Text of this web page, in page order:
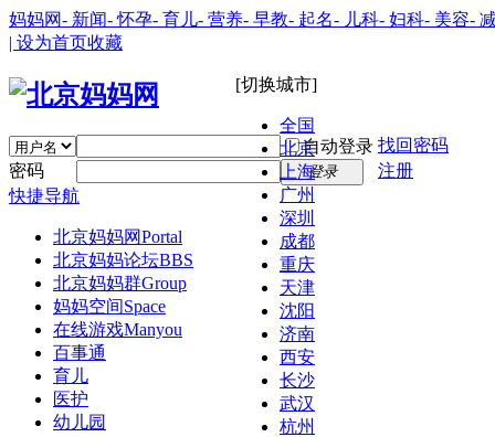
妈妈网- 新闻- 怀孕- 育儿- 营养- 早教- 起名- 儿科- 妇科- 美容-
| 设为首页收藏
[切换城市]
全国
北京
上海
广州
深圳
成都
重庆
天津
沈阳
济南
西安
长沙
武汉
杭州
自动登录 找回密码
密码
登录
注册
快捷导航
北京妈妈网Portal
北京妈妈论坛BBS
北京妈妈群Group
妈妈空间Space
在线游戏Manyou
百事通
育儿
医护
幼儿园